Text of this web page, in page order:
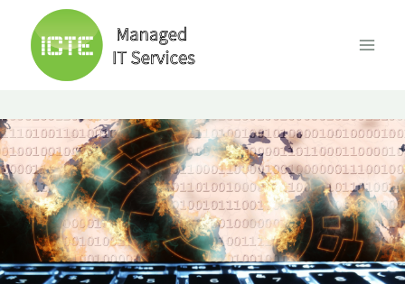
content